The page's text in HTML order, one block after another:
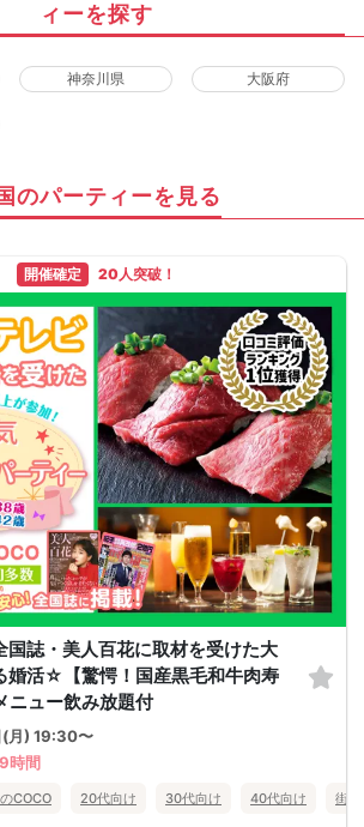
ィーを探す
神奈川県 大阪府
のパーティーを見る
開催確定 20人突破！
国誌・美人百花に取材を受けた大
婚活☆【驚愕！国産黒毛和牛肉寿
ュー飲み放題付
月) 19:30〜
時間
COCO 20代向け 30代向け 40代向け 街